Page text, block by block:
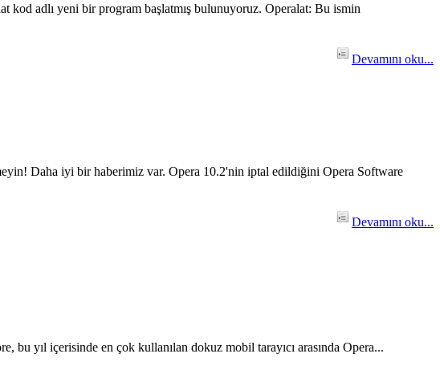
adlı yeni bir program başlatmış bulunuyoruz. Operalat: Bu ismin
Devamını oku...
Daha iyi bir haberimiz var. Opera 10.2'nin iptal edildiğini Opera Software
Devamını oku...
bu yıl içerisinde en çok kullanılan dokuz mobil tarayıcı arasında Opera...